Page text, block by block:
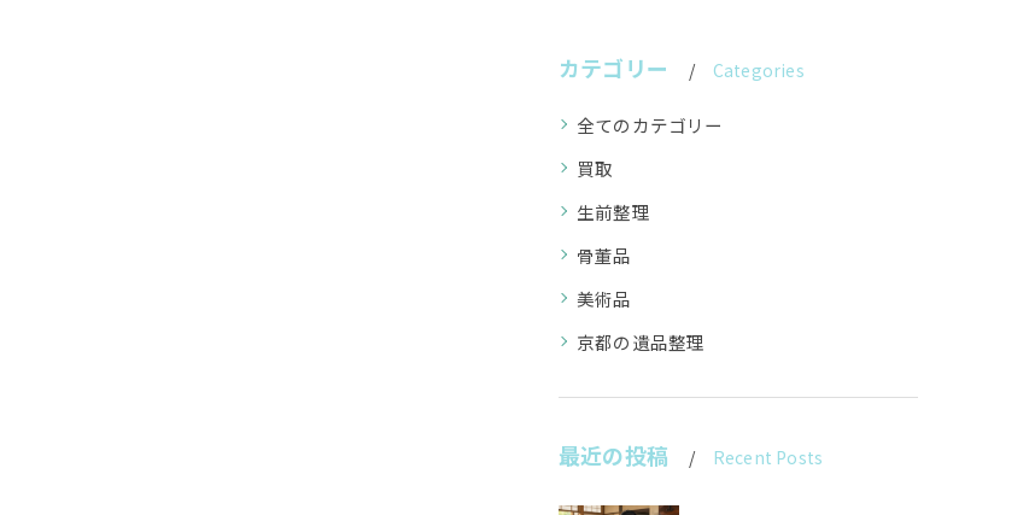
カテゴリー Categories
全てのカテゴリー
買取
生前整理
骨董品
美術品
京都の遺品整理
最近の投稿 Recent Posts